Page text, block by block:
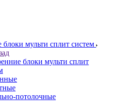
мульти сплит систем
блоки мульти сплит
потолочные